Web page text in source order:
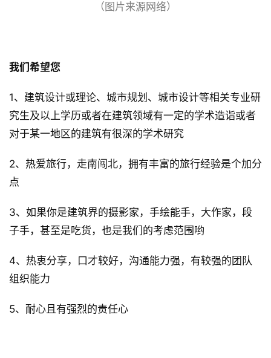
（图片来源网络）
我们希望您
1、建筑设计或理论、城市规划、城市设计等相关专业研
究生及以上学历或者在建筑领域有一定的学术造诣或者
对于某一地区的建筑有很深的学术研究
2、热爱旅行，走南闯北，拥有丰富的旅行经验是个加分
点
3、如果你是建筑界的摄影家，手绘能手，大作家，段
子手，甚至是吃货，也是我们的考虑范围哟
4、热衷分享，口才较好，沟通能力强，有较强的团队
组织能力
5、耐心且有强烈的责任心